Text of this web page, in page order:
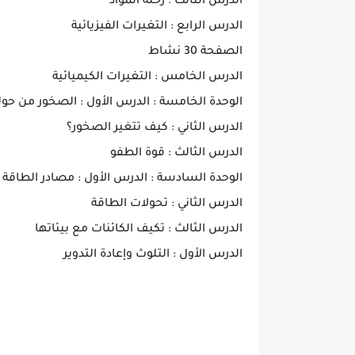
الدرس الرابع : التغيرات الفيزيائية
الصفحة 30 نشاط
الدرس الخامس : التغيرات الكيميائية
الوحدة الخامسة : الدرس الأول : الصخور من
الدرس الثاني : كيف تتغير الصخور؟
الدرس الثالث : قوة الطفو
الوحدة السادسة : الدرس الأول : مصادر الطاقة
الدرس الثاني : تحولات الطاقة
الدرس الثالث : تكيف الكائنات مع بيئاتها
الدرس الأول : التلوث وإعادة التدوير